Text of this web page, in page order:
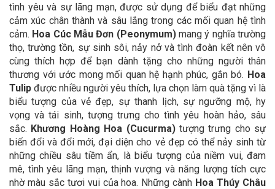
tình yêu và sự lãng mạn, được sử dụng để biểu đạt những
cảm xúc chân thành và sâu lắng trong các mối quan hệ tình
cảm. Hoa Cúc Mẫu Đơn (Peonymum)mang ý nghĩa trường
thọ, trường tồn, sự sinh sôi, nảy nở và tình đoàn kết nên vô
cùng thích hợp để bạn dành tặng cho những người thân
thương với ước mong mối quan hệ hạnh phúc, gắn bó. Hoa
Tulip được nhiều người yêu thích, lựa chọn làm quà tặng vì là
biểu tượng của vẻ đẹp, sự thanh lịch, sự ngưỡng mộ, hy
vọng và tái sinh, tượng trưng cho tình yêu hoàn hảo, sâu
sắc. Khương Hoàng Hoa (Cucurma)tượng trưng cho sự
biến đổi và đổi mới, đại diện cho vẻ đẹp có thể nảy sinh từ
những chiều sâu tiềm ẩn, là biểu tượng của niềm vui, đam
mê, tình yêu lãng mạn, thịnh vượng và năng lượng tích cực
nhờ màu sắc tươi vui của hoa. Những cành Hoa Thúy Châu